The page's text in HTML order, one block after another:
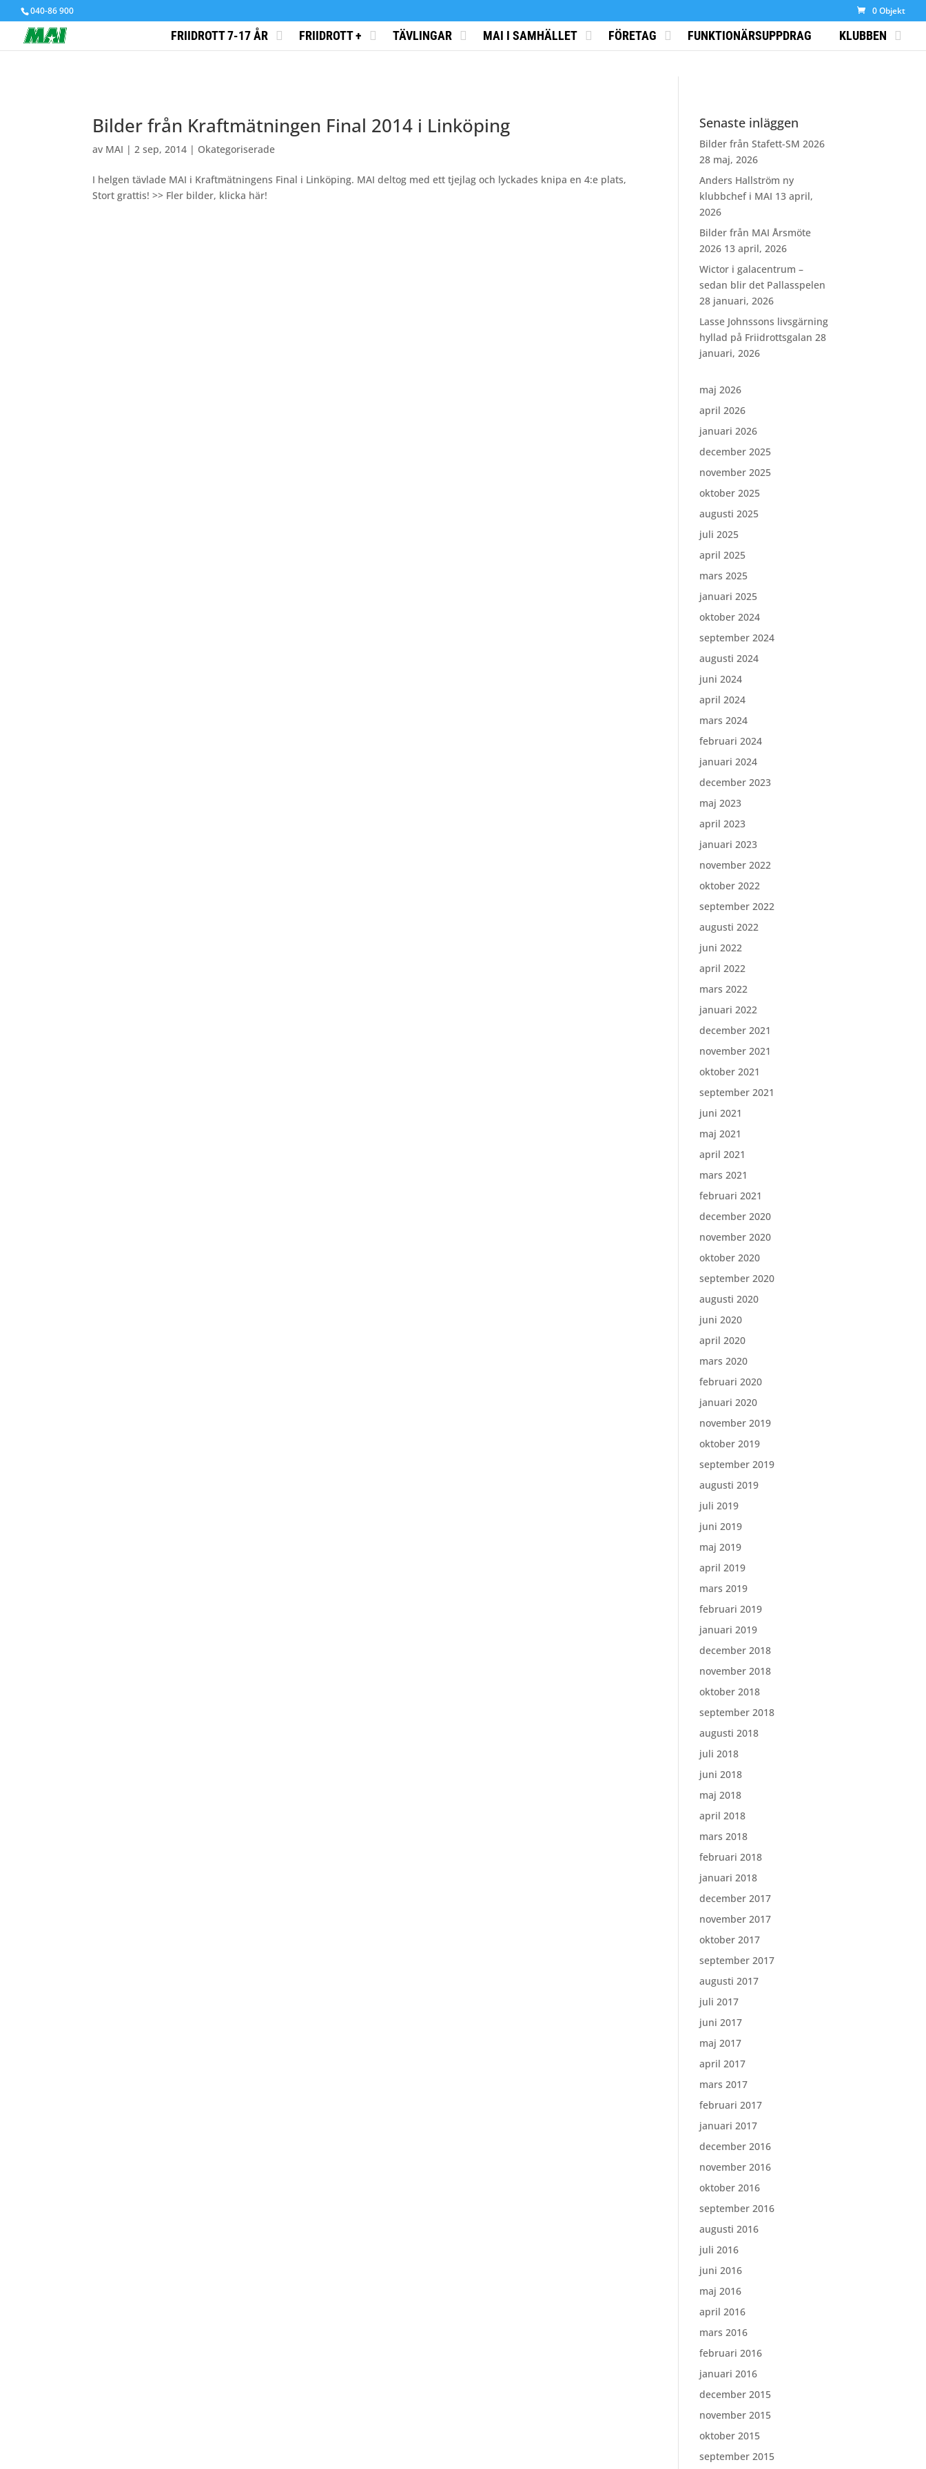
040-86 900 0 Objekt
FRIIDROTT 7-17 ÅR FRIIDROTT + TÄVLINGAR MAI I SAMHÄLLET FÖRETAG FUNKTIONÄRSUPPDRAG KLUBBEN
Bilder från Kraftmätningen Final 2014 i Linköping
av MAI |2 sep, 2014 | Okategoriserade
I helgen tävlade MAI i Kraftmätningens Final i Linköping. MAI deltog med ett tjejlag och lyckades knipa en 4:e plats,
Stort grattis! >> Fler bilder, klicka här!
Senaste inläggen
Bilder från Stafett-SM 2026
28 maj, 2026
Anders Hallström ny
klubbchef i MAI 13 april,
2026
Bilder från MAI Årsmöte
2026 13 april, 2026
Wictor i galacentrum –
sedan blir det Pallasspelen
28 januari, 2026
Lasse Johnssons livsgärning
hyllad på Friidrottsgalan 28
januari, 2026
maj 2026
april 2026
januari 2026
december 2025
november 2025
oktober 2025
augusti 2025
juli 2025
april 2025
mars 2025
januari 2025
oktober 2024
september 2024
augusti 2024
juni 2024
april 2024
mars 2024
februari 2024
januari 2024
december 2023
maj 2023
april 2023
januari 2023
november 2022
oktober 2022
september 2022
augusti 2022
juni 2022
april 2022
mars 2022
januari 2022
december 2021
november 2021
oktober 2021
september 2021
juni 2021
maj 2021
april 2021
mars 2021
februari 2021
december 2020
november 2020
oktober 2020
september 2020
augusti 2020
juni 2020
april 2020
mars 2020
februari 2020
januari 2020
november 2019
oktober 2019
september 2019
augusti 2019
juli 2019
juni 2019
maj 2019
april 2019
mars 2019
februari 2019
januari 2019
december 2018
november 2018
oktober 2018
september 2018
augusti 2018
juli 2018
juni 2018
maj 2018
april 2018
mars 2018
februari 2018
januari 2018
december 2017
november 2017
oktober 2017
september 2017
augusti 2017
juli 2017
juni 2017
maj 2017
april 2017
mars 2017
februari 2017
januari 2017
december 2016
november 2016
oktober 2016
september 2016
augusti 2016
juli 2016
juni 2016
maj 2016
april 2016
mars 2016
februari 2016
januari 2016
december 2015
november 2015
oktober 2015
september 2015